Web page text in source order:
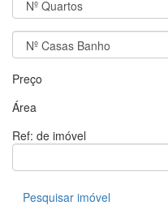
Preço
Área
Ref: de imóvel
Pesquisar imóvel